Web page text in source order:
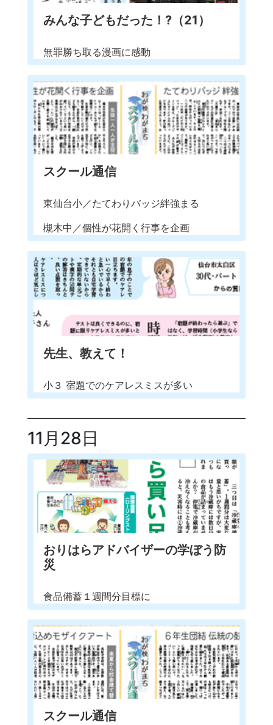
みんな子どもだった！?（21）
無罪勝ち取る漫画に感動
スクール通信
東仙台小／たてわりバッジ絆強まる
槻木中／個性が花開く行事を企画
先生、教えて！
小３ 宿題でのケアレスミスが多い
11月28日
おりはらアドバイザーの学ぼう防
災
食品備蓄１週間分目標に
スクール通信